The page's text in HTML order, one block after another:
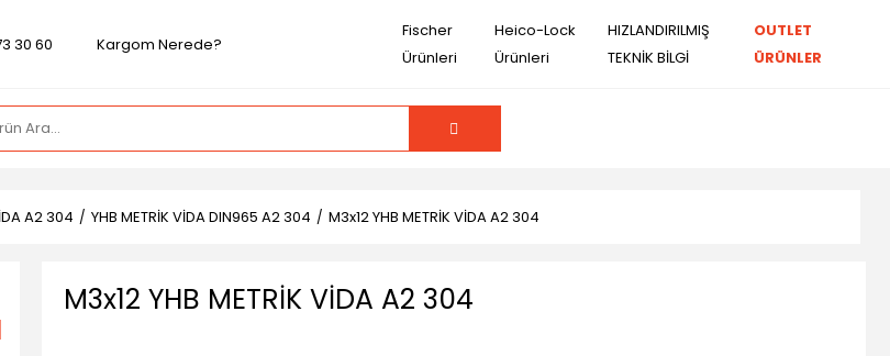
30 60 Kargom Nerede?
Fischer
Ürünleri
Heico-Lock
Ürünleri
HIZLANDIRILMIŞ
TEKNİK BİLGİ
OUTLET
ÜRÜNLER
A2 304 YHB METRİK VİDA DIN965 A2 304 M3x12 YHB METRİK VİDA A2 304
M3x12 YHB METRİK VİDA A2 304